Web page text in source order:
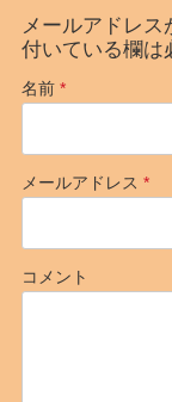
メールアドレス
付いている欄は
名前 *
メールアドレス *
コメント